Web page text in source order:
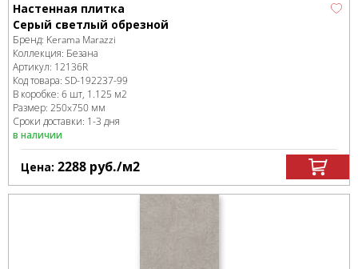
Настенная плитка
Серый светлый обрезной
Бренд: Kerama Marazzi
Коллекция: Безана
Артикул: 12136R
Код товара: SD-192237-99
В коробке: 6 шт, 1.125 м2
Размер: 250x750 мм
Сроки доставки: 1-3 дня
в наличии
Цена: 2288 руб./м2